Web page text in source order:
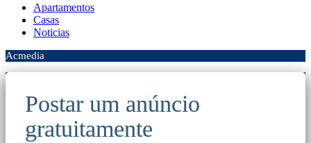
Apartamentos
Casas
Noticias
Acmedia
Postar um anúncio
gratuitamente